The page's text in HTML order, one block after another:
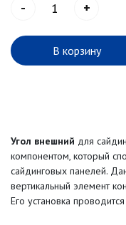
- +
В корзину
Угол внешний для
компонентом, который
сайдинговых панелей.
вертикальный элемент
Его установка